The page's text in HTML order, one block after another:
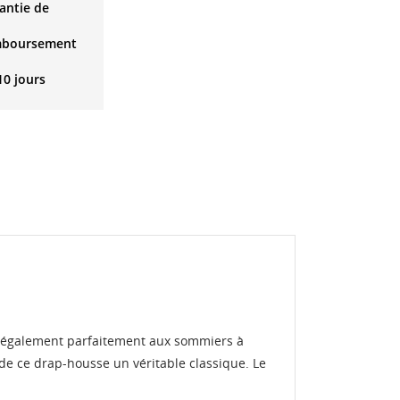
de
jours
parfaitement aux sommiers à
ce drap-housse un véritable classique. Le